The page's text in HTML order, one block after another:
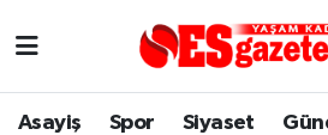
Asayiş Spor Siyaset
Asayiş
Yaşam
Eskişehir Nöbetçi Eczaneler